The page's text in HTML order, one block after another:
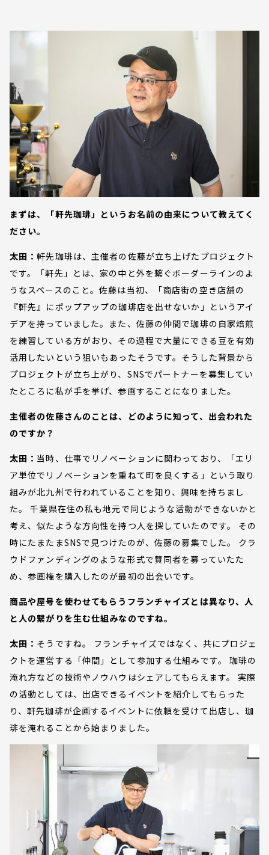
まずは、「軒先珈琲」というお名前の由来について教えてく
ださい。
太田：軒先珈琲は、主催者の佐藤が立ち上げたプロジェクト
です。「軒先」とは、家の中と外を繋ぐボーダーラインのよ
うなスペースのこと。佐藤は当初、「商店街の空き店舗の
『軒先』にポップアップの珈琲店を出せないか」というアイ
デアを持っていました。また、佐藤の仲間で珈琲の自家焙煎
を練習している方がおり、その過程で大量にできる豆を有効
活用したいという狙いもあったそうです。そうした背景から
プロジェクトが立ち上がり、SNSでパートナーを募集してい
たところに私が手を挙げ、参画することになりました。
主催者の佐藤さんのことは、どのように知って、出会われた
のですか？
太田： 当時、仕事でリノベーションに関わっており、「エリ
ア単位でリノベーションを重ねて町を良くする」という取り
組みが北九州で行われていることを知り、興味を持ちまし
た。 千葉県在住の私も地元で同じような活動ができないかと
考え、似たような方向性を持つ人を探していたのです。 その
時にたまたまSNSで見つけたのが、佐藤の募集でした。 クラ
ウドファンディングのような形式で賛同者を募っていたた
め、参画権を購入したのが最初の出会いです。
商品や屋号を使わせてもらうフランチャイズとは異なり、人
と人の繋がりを生む仕組みなのですね。
太田： そうですね。 フランチャイズではなく、共にプロジェ
クトを運営する「仲間」として参加する仕組みです。 珈琲の
淹れ方などの技術やノウハウはシェアしてもらえます。 実際
の活動としては、出店できるイベントを紹介してもらった
り、軒先珈琲が企画するイベントに依頼を受けて出店し、珈
琲を淹れることから始まりました。